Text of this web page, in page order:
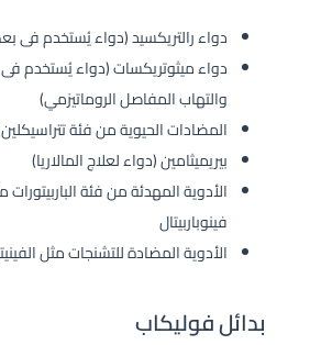
دواء رالتريكسيد (دواء يُستخدم فى
دواء ميثوتريكسات (دواء يُستخدم
والتهاب المفاصل الروماتيزمي)
المضادات الحيوية من فئة تتراسيكلين
بيريميثامين (دواء لعلاج المالاريا)
الأدوية المهدئة من فئة الباربيتورات
فينوباربيتال
الأدوية المضادة للتشنجات مثل
بدائل فوليكاب